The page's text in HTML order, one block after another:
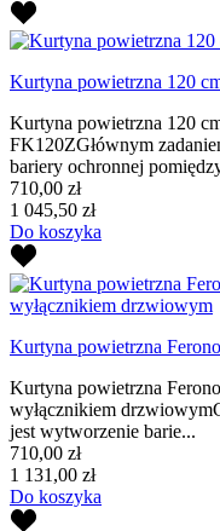
Kurtyna powietrzna 120
Kurtyna powietrzna 120
FK120ZGłównym
bariery ochronnej
710,00 zł
1 045,50 zł
Do koszyka
Kurtyna powietrzna
Kurtyna powietrzna
wyłącznikiem
jest wytworzenie barie...
710,00 zł
1 131,00 zł
Do koszyka